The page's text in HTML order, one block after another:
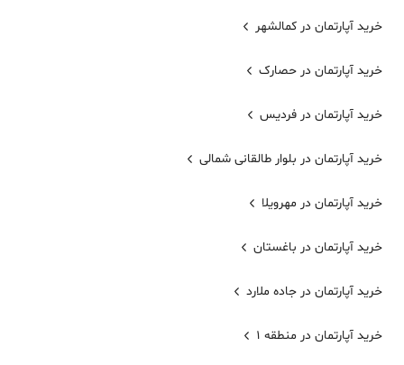
خرید آپارتمان در کمالشهر
خرید آپارتمان در حصارک
خرید آپارتمان در فردیس
خرید آپارتمان در بلوار طالقانی شمالی
خرید آپارتمان در مهرویلا
خرید آپارتمان در باغستان
خرید آپارتمان در جاده ملارد
خرید آپارتمان در منطقه 1